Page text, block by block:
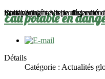
mardi 2 juin - Visite du jardin
Pour connaître et protéger
En favoriser toute la diversité
Et la partager
Eau potable en
Détails
Catégorie : Actualités